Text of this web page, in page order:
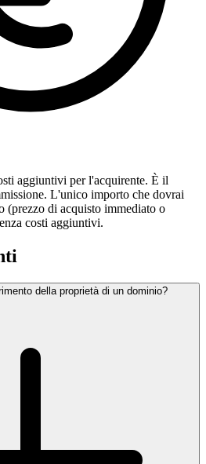
aggiuntivi per l'acquirente. È il
L'unico importo che dovrai
(prezzo di acquisto immediato o
costi aggiuntivi.
della proprietà di un dominio?